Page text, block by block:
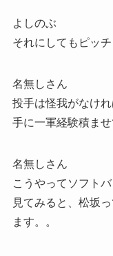
よしのぶ
それにしてもピッ
名無しさん
投手は怪我がなけ
手に一軍経験積ま
名無しさん
こうやってソフト
見てみると、松坂
ます。。